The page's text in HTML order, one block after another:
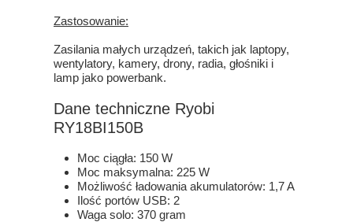
Zastosowanie:
Zasilania małych urządzeń, takich jak laptopy,
wentylatory, kamery, drony, radia, głośniki i
lamp jako powerbank.
Dane techniczne Ryobi
RY18BI150B
Moc ciągła: 150 W
Moc maksymalna: 225 W
Możliwość ładowania akumulatorów: 1,7 A
Ilość portów USB: 2
Waga solo: 370 gram